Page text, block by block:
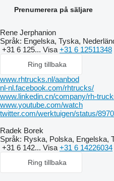
Prenumerera på säljare
Rene Jerphanion
Språk: Engelska, Tyska,
+31 6 125... Visa +31 6 12511348
Ring tillbaka
www.rhtrucks.nl/aanbod
nl-nl.facebook.com/rhtrucks/
www.linkedin.cn/company/rh-
www.youtube.com/watch
twitter.com/werktuigen/status/
Radek Borek
Språk: Ryska, Polska, Engelska,
+31 6 142... Visa +31 6 14226034
Ring tillbaka